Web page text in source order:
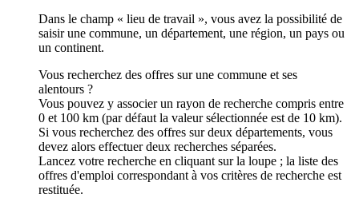
Dans le champ « lieu de travail », vous avez la possibilité de
saisir une commune, un département, une région, un pays ou
un continent.
Vous recherchez des offres sur une commune et ses
alentours ?
Vous pouvez y associer un rayon de recherche compris entre
0 et 100 km (par défaut la valeur sélectionnée est de 10 km).
Si vous recherchez des offres sur deux départements, vous
devez alors effectuer deux recherches séparées.
Lancez votre recherche en cliquant sur la loupe ; la liste des
offres d'emploi correspondant à vos critères de recherche est
restituée.